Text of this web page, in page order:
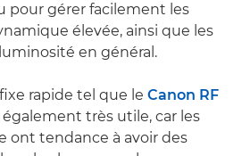
pour gérer facilement les
élevée, ainsi que les
en général.
rapide tel que le Canon RF
très utile, car les
ont tendance à avoir des